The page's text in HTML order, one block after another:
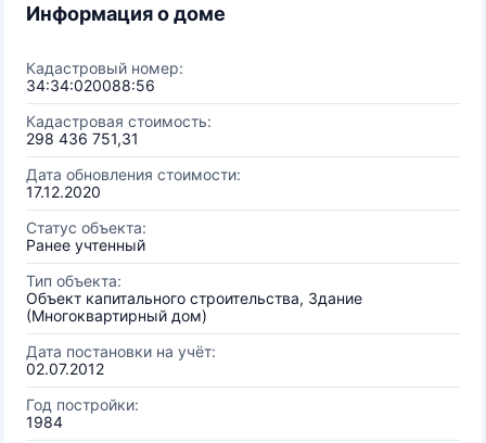
Информация о доме
Кадастровый номер:
34:34:020088:56
Кадастровая стоимость:
298 436 751,31
Дата обновления стоимости:
17.12.2020
Статус объекта:
Ранее учтенный
Тип объекта:
Объект капитального строительства, Здание
(Многоквартирный дом)
Дата постановки на учёт:
02.07.2012
Год постройки:
1984